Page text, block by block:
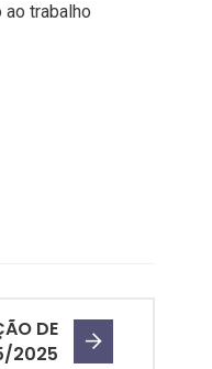
trabalho
DE
2025